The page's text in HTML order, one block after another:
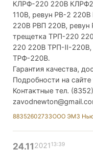
КЛРФ-220 220В
110В, ревун РВ-2
220В РВП 220В,
трещетка ТРП-220
220 220В ТРП-II-
ТРФ-220В.
Гарантия качества,
Подробности на
Контактные тел.
88352602733ООО ЭМЗ
24.112021 13:39